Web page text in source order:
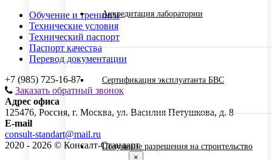
Аккредитация лаборатории
Сертификация эксплуатанта БВС
Получение разрешения на строительство
Обучение и тренинги
Технические условия
Технический паспорт
Паспорт качества
Перевод документации
+7 (985) 725-16-87
Заказать обратный звонок
Адрес офиса
125476, Россия, г. Москва, ул. Василия Петушкова, д. 8
E-mail
consult-standart@mail.ru
2020 - 2026 © Консалт-Стандарт
×